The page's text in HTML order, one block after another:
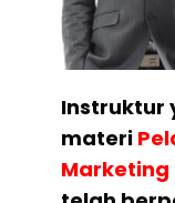
Instruktur
materi
Marketing